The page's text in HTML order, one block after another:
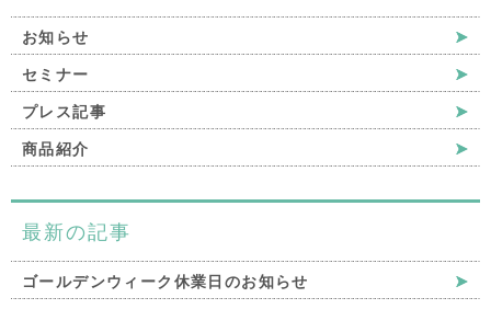
お知らせ
セミナー
プレス記事
商品紹介
最新の記事
ゴールデンウィーク休業日のお知らせ